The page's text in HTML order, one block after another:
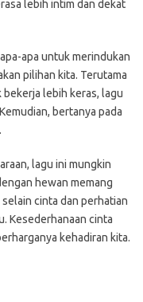
lebih intim dan dekat
apa untuk merindukan
pilihan kita. Terutama
lebih keras, lagu
bertanya pada
lagu ini mungkin
hewan memang
cinta dan perhatian
Kesederhanaan cinta
kehadiran kita.